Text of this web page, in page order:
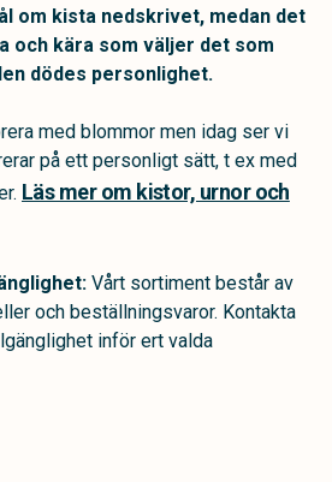
om kista nedskrivet, medan det
och kära som väljer det som
dödes personlighet.
med blommor men idag ser vi
på ett personligt sätt, t ex med
Läs mer om kistor, urnor och
Vårt sortiment består av
och beställningsvaror. Kontakta
inför ert valda